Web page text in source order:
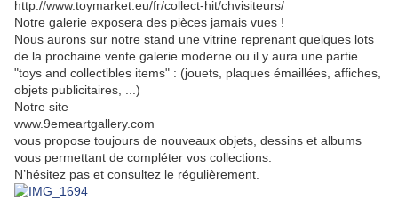
http://www.toymarket.eu/fr/collect-hit/chvisiteurs/
Notre galerie exposera des pièces jamais vues !
Nous aurons sur notre stand une vitrine reprenant quelques lots
de la prochaine vente galerie moderne ou il y aura une partie
"toys and collectibles items" : (jouets, plaques émaillées, affiches,
objets publicitaires, ...)
Notre site
www.9emeartgallery.com
vous propose toujours de nouveaux objets, dessins et albums
vous permettant de compléter vos collections.
N’hésitez pas et consultez le régulièrement.